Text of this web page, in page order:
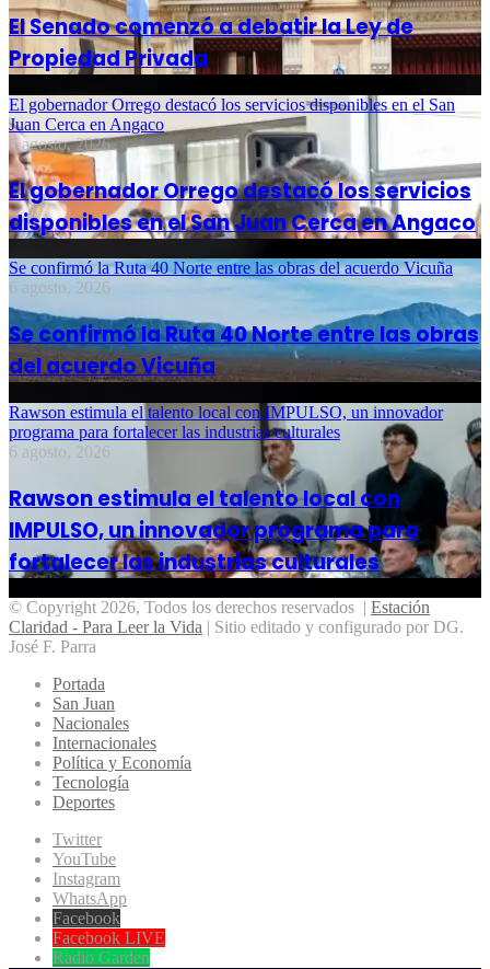
El Senado comenzó a debatir la Ley de
Propiedad Privada
El gobernador Orrego destacó los servicios disponibles en el San
Juan Cerca en Angaco
6 agosto, 2026
El gobernador Orrego destacó los servicios
disponibles en el San Juan Cerca en Angaco
Se confirmó la Ruta 40 Norte entre las obras del acuerdo Vicuña
6 agosto, 2026
Se confirmó la Ruta 40 Norte entre las obras
del acuerdo Vicuña
Rawson estimula el talento local con IMPULSO, un innovador
programa para fortalecer las industrias culturales
6 agosto, 2026
Rawson estimula el talento local con
IMPULSO, un innovador programa para
fortalecer las industrias culturales
© Copyright 2026, Todos los derechos reservados | Estación
Claridad - Para Leer la Vida | Sitio editado y configurado por DG.
José F. Parra
Portada
San Juan
Nacionales
Internacionales
Política y Economía
Tecnología
Deportes
Twitter
YouTube
Instagram
WhatsApp
Facebook
Facebook LIVE
Radio Garden